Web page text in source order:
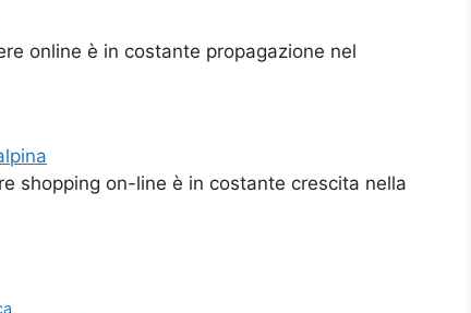
online è in costante propagazione nel
shopping on-line è in costante crescita nella